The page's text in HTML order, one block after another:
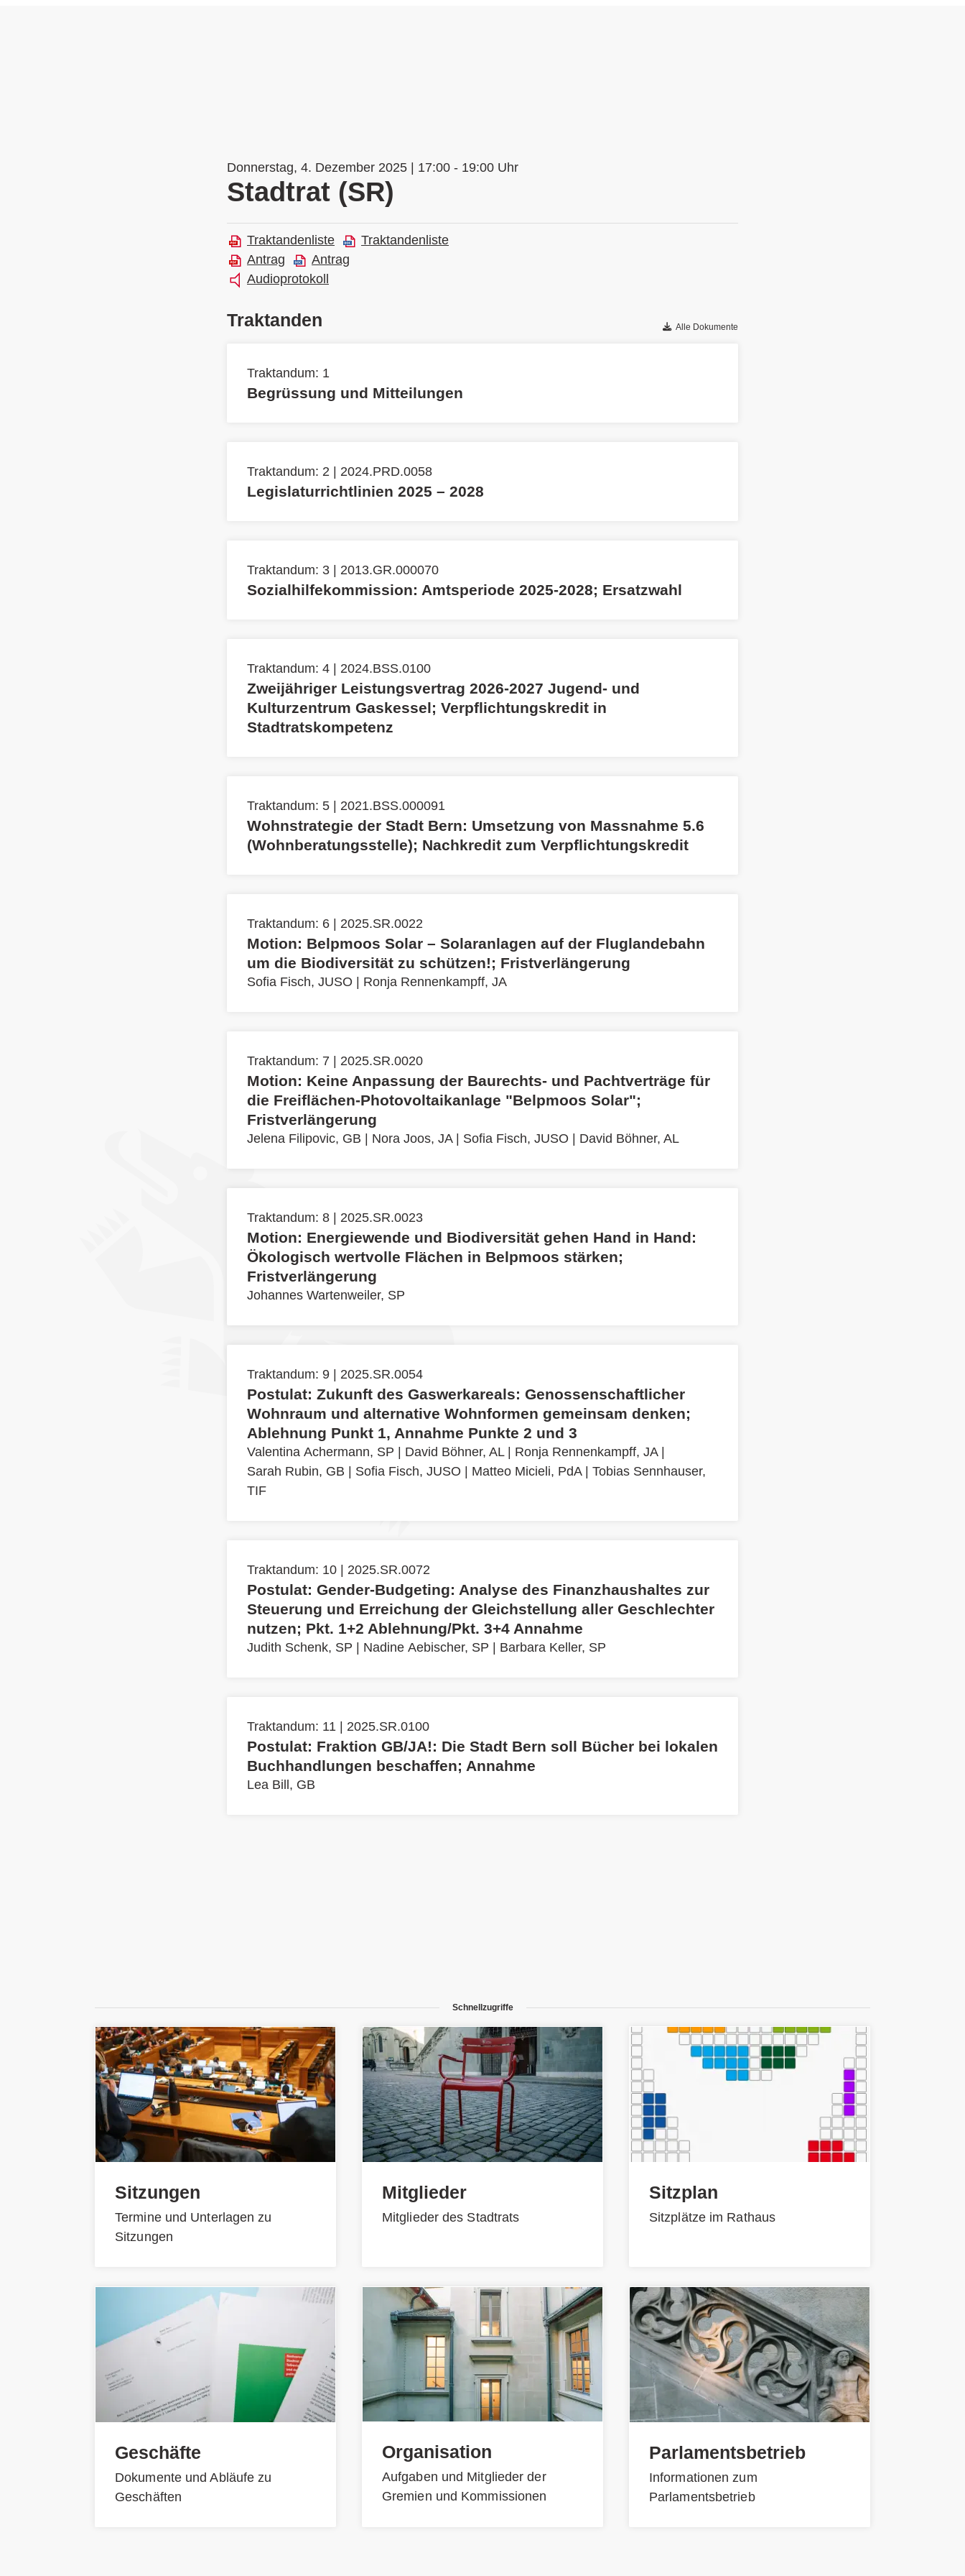
Donnerstag, 4. Dezember 2025 | 17:00 - 19:00 Uhr
Stadtrat (SR)
Traktandenliste
Traktandenliste
Antrag
Antrag
Audioprotokoll
Traktanden Alle Dokumente
Traktandum: 1
Begrüssung und Mitteilungen
Traktandum: 2 | 2024.PRD.0058
Legislaturrichtlinien 2025 – 2028
Traktandum: 3 | 2013.GR.000070
Sozialhilfekommission: Amtsperiode 2025-2028; Ersatzwahl
Traktandum: 4 | 2024.BSS.0100
Zweijähriger Leistungsvertrag 2026-2027 Jugend- und
Kulturzentrum Gaskessel; Verpflichtungskredit in
Stadtratskompetenz
Traktandum: 5 | 2021.BSS.000091
Wohnstrategie der Stadt Bern: Umsetzung von Massnahme 5.6
(Wohnberatungsstelle); Nachkredit zum Verpflichtungskredit
Traktandum: 6 | 2025.SR.0022
Motion: Belpmoos Solar – Solaranlagen auf der Fluglandebahn
um die Biodiversität zu schützen!; Fristverlängerung
Sofia Fisch, JUSO Ronja Rennenkampff, JA
Traktandum: 7 | 2025.SR.0020
Motion: Keine Anpassung der Baurechts- und Pachtverträge für
die Freiflächen-Photovoltaikanlage "Belpmoos Solar";
Fristverlängerung
Jelena Filipovic, GB Nora Joos, JA| Sofia Fisch, JUSO David Böhner, AL
Traktandum: 8 | 2025.SR.0023
Motion: Energiewende und Biodiversität gehen Hand in Hand:
Ökologisch wertvolle Flächen in Belpmoos stärken;
Fristverlängerung
Johannes Wartenweiler, SP
Traktandum: 9 | 2025.SR.0054
Postulat: Zukunft des Gaswerkareals: Genossenschaftlicher
Wohnraum und alternative Wohnformen gemeinsam denken;
Ablehnung Punkt 1, Annahme Punkte 2 und 3
Valentina Achermann, SP David Böhner, AL| Ronja Rennenkampff, JA|
Sarah Rubin, GB
Sofia Fisch, JUSO Matteo Micieli, PdA| Tobias Sennhauser,
TIF
Traktandum: 10 | 2025.SR.0072
Postulat: Gender-Budgeting: Analyse des Finanzhaushaltes zur
Steuerung und Erreichung der Gleichstellung aller Geschlechter
nutzen; Pkt. 1+2 Ablehnung/Pkt. 3+4 Annahme
Judith Schenk, SP Nadine Aebischer, SP Barbara Keller, SP
Traktandum: 11 | 2025.SR.0100
Postulat: Fraktion GB/JA!: Die Stadt Bern soll Bücher bei lokalen
Buchhandlungen beschaffen; Annahme
Lea Bill, GB
Schnellzugriffe
Sitzungen
Termine und Unterlagen zu
Sitzungen
Geschäfte
Dokumente und Abläufe zu
Geschäften
Mitglieder
Mitglieder des Stadtrats
Organisation
Aufgaben und Mitglieder der
Gremien und Kommissionen
Sitzplan
Sitzplätze im Rathaus
Parlamentsbetrieb
Informationen zum
Parlamentsbetrieb